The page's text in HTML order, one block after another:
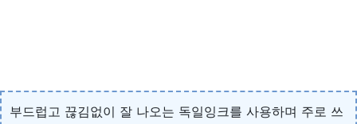
부드럽고 끊김없이 잘 나오는 독일잉크를 사용하며 주로 쓰